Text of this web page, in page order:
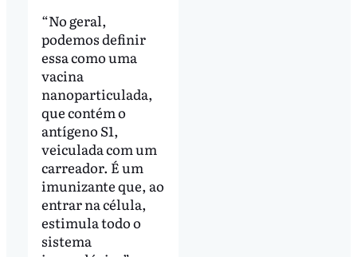
“No geral,
podemos definir
essa como uma
vacina
nanoparticulada,
que contém o
antígeno S1,
veiculada com um
carreador. É um
imunizante que, ao
entrar na célula,
estimula todo o
sistema